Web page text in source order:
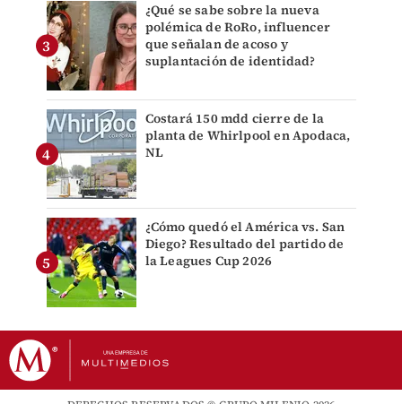
¿Qué se sabe sobre la nueva
polémica de RoRo, influencer
que señalan de acoso y
suplantación de identidad?
Costará 150 mdd cierre de la
planta de Whirlpool en Apodaca,
NL
¿Cómo quedó el América vs. San
Diego? Resultado del partido de
la Leagues Cup 2026